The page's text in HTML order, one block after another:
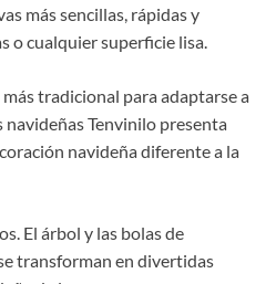
más sencillas, rápidas y
o cualquier superficie lisa.
tradicional para adaptarse a
navideñas Tenvinilo presenta
navideña diferente a la
El árbol y las bolas de
transforman en divertidas